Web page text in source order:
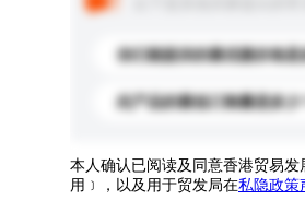
你们能提供的最优惠价格是
此产品的最低订购量是多少
本人确认已阅读及同意香港贸易发
用﹞，以及用于贸发局在私隐政策